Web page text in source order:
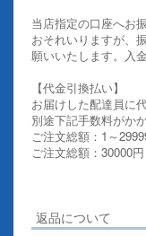
当店指定の口座へお
おそれいりますが、
願いいたします。入
【代金引換払い】
お届けした配達員に
別途下記手数料がかか
ご注文総額：1～
ご注文総額：30000
返品について